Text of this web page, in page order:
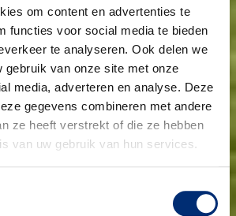
om content en advertenties te
functies voor social media te bieden
te analyseren. Ook delen we
gebruik van onze site met onze
media, adverteren en analyse. Deze
gegevens combineren met andere
ze heeft verstrekt of die ze hebben
van uw gebruik van hun services.